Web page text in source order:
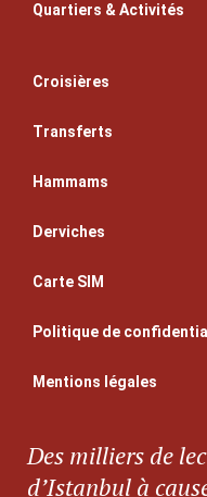
Quartiers & Activités
Croisières
Transferts
Hammams
Derviches
Carte SIM
Politique de
Mentions légales
Des milliers de
d’Istanbul à